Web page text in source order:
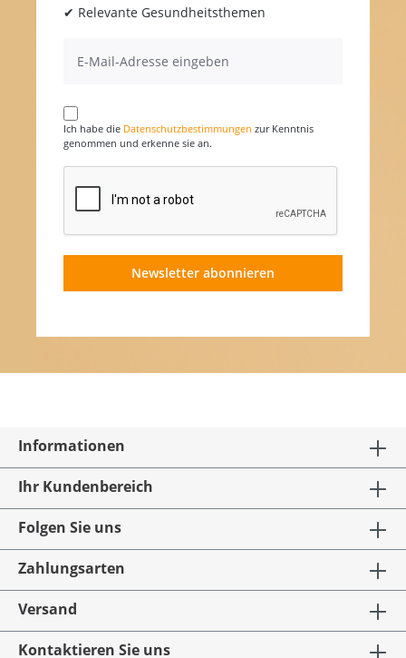
✔ Relevante Gesundheitsthemen
Ich habe die Datenschutzbestimmungen zur Kenntnis
genommen und erkenne sie an.
Newsletter abonnieren
Informationen
Ihr Kundenbereich
Folgen Sie uns
Zahlungsarten
Versand
Kontaktieren Sie uns